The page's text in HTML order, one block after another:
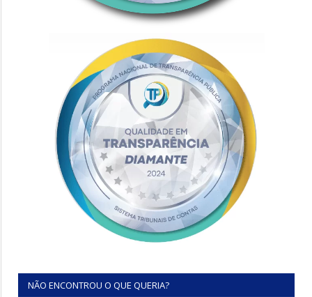
NÃO ENCONTROU O QUE QUERIA?